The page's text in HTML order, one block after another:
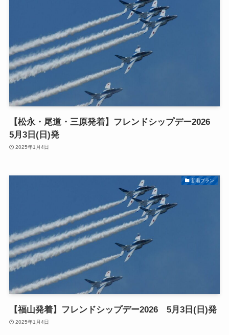
【松永・尾道・三原発着】フレンドシップデー2026
5月3日(日)発
2025年1月4日
新着プラン
【福山発着】フレンドシップデー2026 5月3日(日)発
2025年1月4日